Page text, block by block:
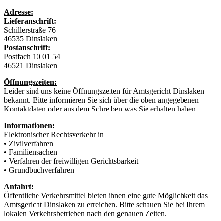
Adresse:
Lieferanschrift:
Schillerstraße 76
46535 Dinslaken
Postanschrift:
Postfach 10 01 54
46521 Dinslaken
Öffnungszeiten:
Leider sind uns keine Öffnungszeiten für Amtsgericht Dinslaken
bekannt. Bitte informieren Sie sich über die oben angegebenen
Kontaktdaten oder aus dem Schreiben was Sie erhalten haben.
Informationen:
Elektronischer Rechtsverkehr in
• Zivilverfahren
• Familiensachen
• Verfahren der freiwilligen Gerichtsbarkeit
• Grundbuchverfahren
Anfahrt:
Öffentliche Verkehrsmittel bieten ihnen eine gute Möglichkeit das
Amtsgericht Dinslaken zu erreichen. Bitte schauen Sie bei Ihrem
lokalen Verkehrsbetrieben nach den genauen Zeiten.